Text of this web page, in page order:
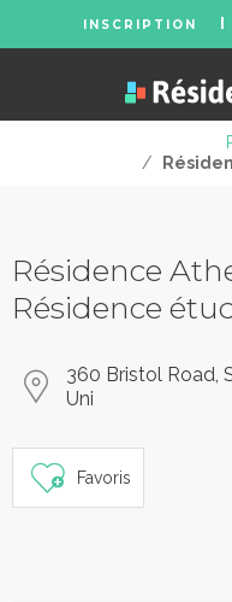
INSCRIPTION
/
Résidence
Résidence
360 Bristol Road,
Uni
Favoris